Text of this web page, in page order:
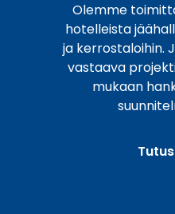
Olemme
hotelleista
ja kerrostaloihin.
vastaava
mukaan